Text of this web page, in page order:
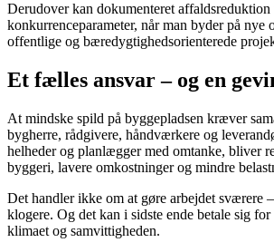
Derudover kan dokumenteret
konkurrenceparameter, når man byder på nye
offentlige og bæredygtighedsorienterede
Et fælles ansvar – og en
At mindske spild på byggepladsen kræver
bygherre, rådgivere, håndværkere og
helheder og planlægger med omtanke, bliver
byggeri, lavere omkostninger og mindre
Det handler ikke om at gøre arbejdet sværere
klogere. Og det kan i sidste ende betale sig
klimaet og samvittigheden.